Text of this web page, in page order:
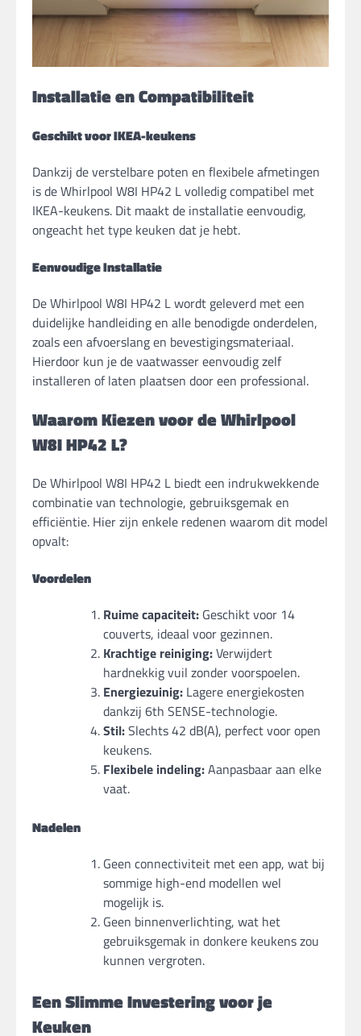
Installatie en Compatibiliteit
Geschikt voor IKEA-keukens
Dankzij de verstelbare poten en flexibele afmetingen
is de Whirlpool W8I HP42 L volledig compatibel met
IKEA-keukens. Dit maakt de installatie eenvoudig,
ongeacht het type keuken dat je hebt.
Eenvoudige Installatie
De Whirlpool W8I HP42 L wordt geleverd met een
duidelijke handleiding en alle benodigde onderdelen,
zoals een afvoerslang en bevestigingsmateriaal.
Hierdoor kun je de vaatwasser eenvoudig zelf
installeren of laten plaatsen door een professional.
Waarom Kiezen voor de Whirlpool
W8I HP42 L?
De Whirlpool W8I HP42 L biedt een indrukwekkende
combinatie van technologie, gebruiksgemak en
efficiëntie. Hier zijn enkele redenen waarom dit model
opvalt:
Voordelen
Ruime capaciteit: Geschikt voor 14
couverts, ideaal voor gezinnen.
Krachtige reiniging:Verwijdert
hardnekkig vuil zonder voorspoelen.
Energiezuinig: Lagere energiekosten
dankzij 6th SENSE-technologie.
Stil:Slechts 42 dB(A), perfect voor open
keukens.
Flexibele indeling:Aanpasbaar aan elke
vaat.
Nadelen
Geen connectiviteit met een app, wat bij
sommige high-end modellen wel
mogelijk is.
Geen binnenverlichting, wat het
gebruiksgemak in donkere keukens zou
kunnen vergroten.
Een Slimme Investering voor je
Keuken